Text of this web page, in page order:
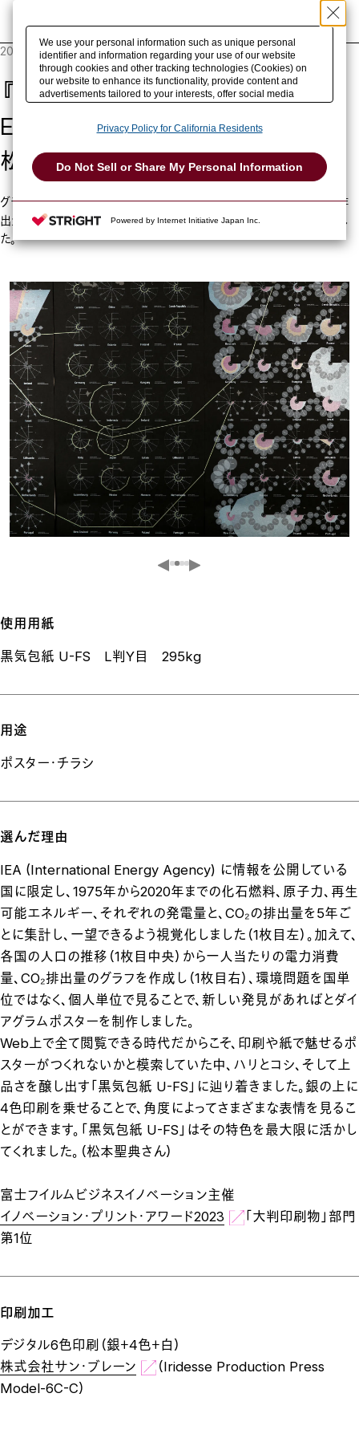
We use your personal information such as unique personal
identifier and information regarding your use of our website
through cookies and other tracking technologies (Cookies) on
our website to enhance its functionality, provide content and
advertisements tailored to your interests, offer social media
We may sell or share your personal information to/with our
These partners may combine the data shared by us with other
data that you have provided to them or that they have collected
from your use of their services or other websites to analyze and
share of your personal information by us. Please click
right. If we have detected an opt-out preference signal, then it
Privacy Policy for California Residents
Do Not Sell or Share My Personal Information
Powered by Internet Initiative Japan Inc.
2024.04.17
『World Energy Balances and CO₂
Emissions 1975-2020』ポスター
松本聖典
グラフィックデザイナーの松本聖典さんに、世界のエネルギー収支とCO₂排
出量を題材にしたインフォグラフィック作品についておしえていただきまし
た。
使用用紙
黒気包紙 U-FS L判Y目 295kg
用途
ポスター・チラシ
選んだ理由
IEA (International Energy Agency) に情報を公開している
国に限定し、1975年から2020年までの化石燃料、原子力、再生
可能エネルギー、それぞれの発電量と、CO₂の排出量を5年ご
とに集計し、一望できるよう視覚化しました（1枚目左）。加えて、
各国の人口の推移（1枚目中央）から一人当たりの電力消費
量、CO₂排出量のグラフを作成し（1枚目右）、環境問題を国単
位ではなく、個人単位で見ることで、新しい発見があればとダイ
アグラムポスターを制作しました。
Web上で全て閲覧できる時代だからこそ、印刷や紙で魅せるポ
スターがつくれないかと模索していた中、ハリとコシ、そして上
品さを醸し出す「黒気包紙 U-FS」に辿り着きました。銀の上に
4色印刷を乗せることで、角度によってさまざまな表情を見るこ
とができます。「黒気包紙 U-FS」はその特色を最大限に活かし
てくれました。（松本聖典さん）
富士フイルムビジネスイノベーション主催
イノベーション・プリント・アワード2023
「大判印刷物」部門
第1位
印刷加工
デジタル6色印刷（銀＋4色＋白）
株式会社サン・ブレーン
（Iridesse Production Press
Model-6C-C）